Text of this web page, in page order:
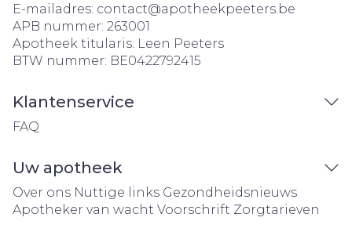
E-mailadres: contact@apotheekpeeters.be
APB nummer: 263001
Apotheek titularis: Leen Peeters
BTW nummer: BE0422792415
Klantenservice
FAQ
Uw apotheek
Over ons Nuttige links Gezondheidsnieuws
Apotheker van wacht Voorschrift Zorgtarieven